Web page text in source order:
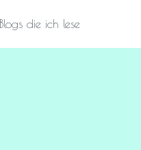
Blogs die ich lese